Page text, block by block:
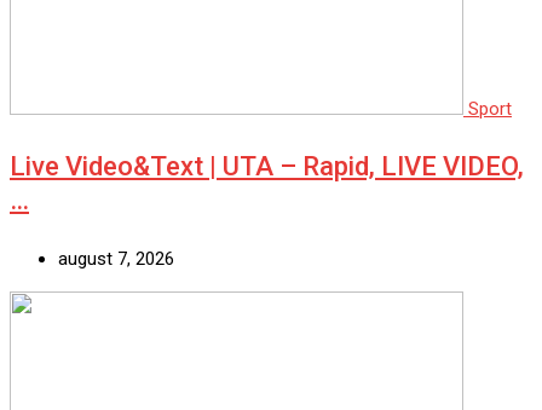
Sport
Live Video&Text | UTA – Rapid, LIVE VIDEO,
…
august 7, 2026